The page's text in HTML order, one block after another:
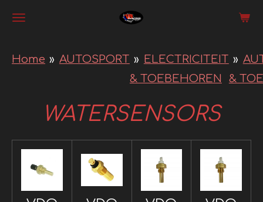
Ga
naar
Home » AUTOSPORT » ELECTRICITEIT
& TOEBEHOREN
»
&
WATERSENSORS